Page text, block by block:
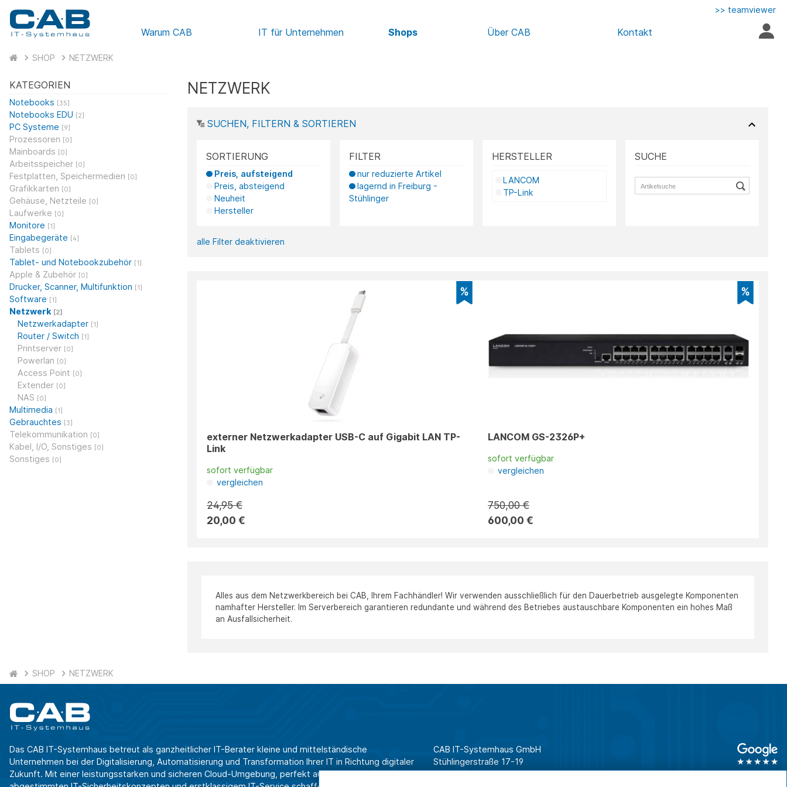
Warum CAB IT für Unternehmen Shops Über CAB Kontakt
>> teamviewer
SHOP NETZWERK
KATEGORIEN
Notebooks [35]
Notebooks EDU [2]
PC Systeme [9]
Prozessoren [0]
Mainboards [0]
Arbeitsspeicher [0]
Festplatten, Speichermedien [0]
Grafikkarten [0]
Gehäuse, Netzteile [0]
Laufwerke [0]
Monitore [1]
Eingabegeräte [4]
Tablets [0]
Tablet- und Notebookzubehör [1]
Apple & Zubehör [0]
Drucker, Scanner, Multifunktion [1]
Software [1]
Netzwerk [2]
Netzwerkadapter [1]
Router / Switch [1]
Printserver [0]
Powerlan [0]
Access Point [0]
Extender [0]
NAS [0]
Multimedia [1]
Gebrauchtes [3]
Telekommunikation [0]
Kabel, I/O, Sonstiges [0]
Sonstiges [0]
NETZWERK
SUCHEN, FILTERN & SORTIEREN
SORTIERUNG
Preis, aufsteigend
Preis, absteigend
Neuheit
Hersteller
FILTER
nur reduzierte Artikel
lagernd in Freiburg -
Stühlinger
HERSTELLER
LANCOM
TP-Link
SUCHE
alle Filter deaktivieren
externer Netzwerkadapter USB-C auf Gigabit LAN TP-
Link
sofort verfügbar
vergleichen
24,95 €
20,00 €
LANCOM GS-2326P+
sofort verfügbar
vergleichen
750,00 €
600,00 €
Alles aus dem Netzwerkbereich bei CAB, Ihrem Fachhändler! Wir verwenden ausschließlich für den Dauerbetrieb ausgelegte Komponenten
namhafter Hersteller. Im Serverbereich garantieren redundante und während des Betriebes austauschbare Komponenten ein hohes Maß
an Ausfallsicherheit.
SHOP NETZWERK
Das CAB IT-Systemhaus betreut als ganzheitlicher IT-Berater kleine und mittelständische
Unternehmen bei der Digitalisierung, Automatisierung und Transformation Ihrer IT in Richtung digitaler
Zukunft. Mit einer leistungsstarken und sicheren Cloud-Umgebung, perfekt aufeinander
CAB IT-Systemhaus GmbH
Stühlingerstraße 17-19
79106 Freiburg